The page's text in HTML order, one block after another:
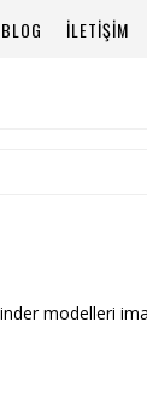
BLOG İLETİŞİM
modelleri